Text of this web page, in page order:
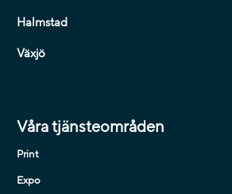
Halmstad
Växjö
Våra tjänsteområden
Print
Expo